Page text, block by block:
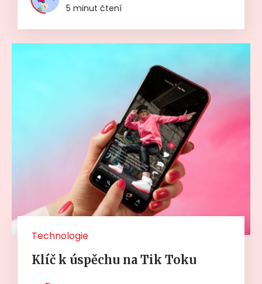
5 minut čtení
Technologie
Klíč k úspěchu na Tik Toku